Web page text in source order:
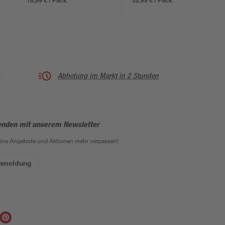
Abholung im Markt in 2 Stunden
mit unserem Newsletter
Angebote und Aktionen mehr verpassen!